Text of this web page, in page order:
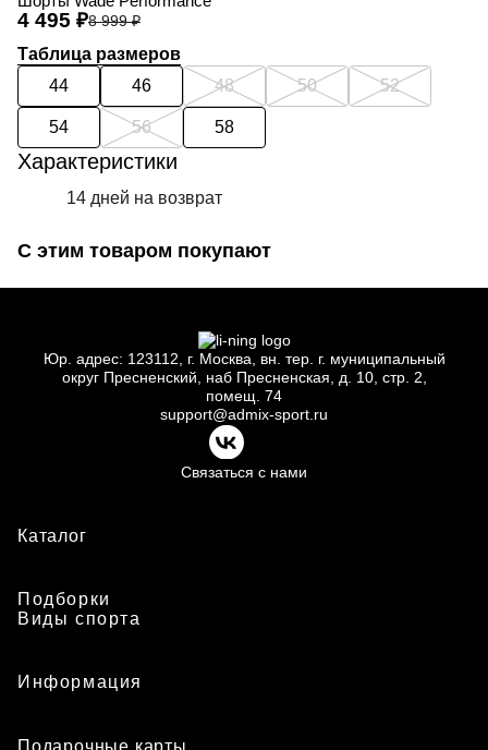
8 999 ₽
4 495 ₽
Таблица размеров
44
46 48 50 52
54 56 58
Характеристики
14 дней на возврат
С этим товаром покупают
Юр. адрес: 123112, г. Москва, вн. тер. г. муниципальный
округ Пресненский, наб Пресненская, д. 10, стр. 2,
помещ. 74
support@admix-sport.ru
Связаться с нами
Каталог
Подборки
Виды спорта
Информация